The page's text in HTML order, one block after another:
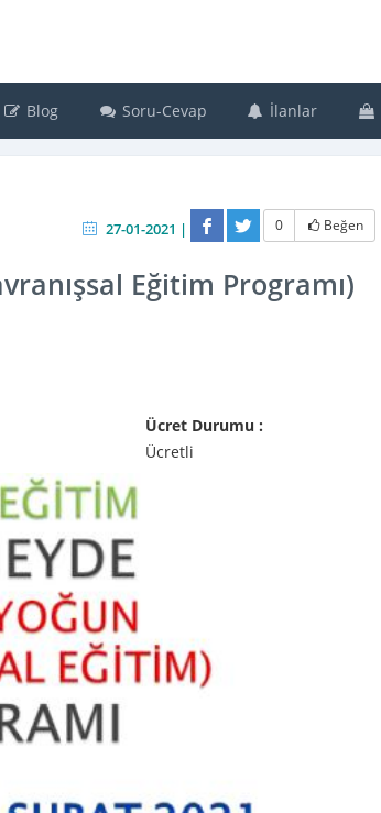
Blog Soru-Cevap İlanlar
27-01-2021 | 0 Beğen
Eğitim Programı)
Ücret Durumu :
Ücretli